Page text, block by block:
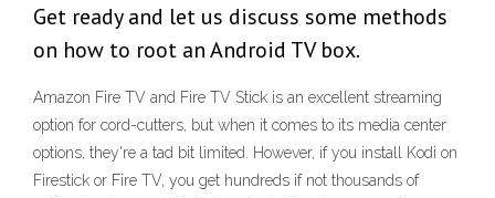
Get ready and let us discuss some methods
on how to root an Android TV box.
Amazon Fire TV and Fire TV Stick is an excellent streaming
option for cord-cutters, but when it comes to its media center
options, they're a tad bit limited. However, if you install Kodi on
Firestick or Fire TV, you get hundreds if not thousands of